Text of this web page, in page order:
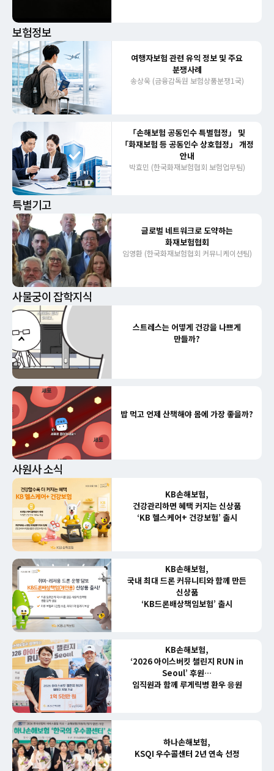
보험정보
여행자보험 관련 유익 정보 및 주요
분쟁사례
송상욱 (금융감독원 보험상품분쟁1국)
「손해보험 공동인수 특별협정」 및
「화재보험 등 공동인수 상호협정」 개정
안내
박효민 (한국화재보험협회 보험업무팀)
특별기고
글로벌 네트워크로 도약하는
화재보험협회
임영환 (한국화재보험협회 커뮤니케이션팀)
사물궁이 잡학지식
스트레스는 어떻게 건강을 나쁘게
만들까?
밥 먹고 언제 산책해야 몸에 가장 좋을까?
사원사 소식
KB손해보험,
건강관리하면 혜택 커지는 신상품
‘KB 헬스케어+ 건강보험’ 출시
KB손해보험,
국내 최대 드론 커뮤니티와 함께 만든
신상품
‘KB드론배상책임보험’ 출시
KB손해보험,
‘2026 아이스버킷 챌린지 RUN in
Seoul’ 후원…
임직원과 함께 루게릭병 환우 응원
하나손해보험,
KSQI 우수콜센터 2년 연속 선정